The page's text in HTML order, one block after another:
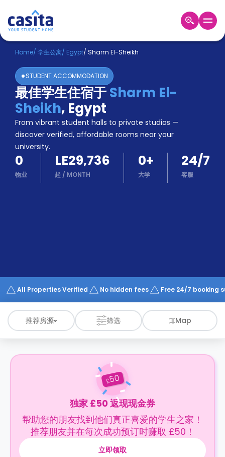
Home ZH EGP
登
入
Booking
Accommodation
About
us
Blog
Refer
And
Earn
Become
Works
Home/ 学生公寓/ Egypt/ Sharm El-Sheikh
STUDENT ACCOMMODATION
最佳学生住宿于Sharm El-
Sheikh, Egypt
From vibrant student halls to private studios —
discover verified, affordable rooms near your
university.
0
物业
LE29,736
起 / MONTH
0+
大学
24/7
客服
All Properties Verified No hidden fees Free 24/7 booking
推荐房源 筛选 Map
£50
独家 £50 返现现金券
帮助您的朋友找到他们真正喜爱的学生之家！
推荐朋友并在每次成功预订时赚取 £50！
立即领取